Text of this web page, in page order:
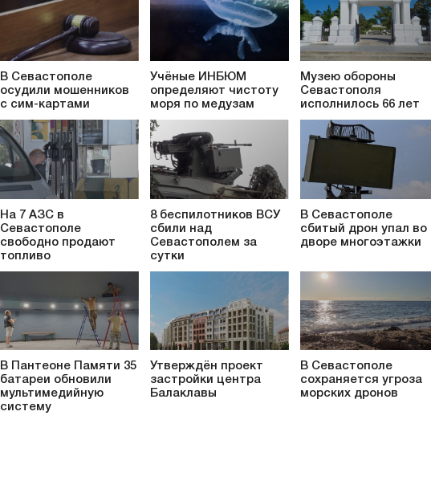
В Севастополе
осудили мошенников
с сим-картами
Учёные ИНБЮМ
определяют чистоту
моря по медузам
Музею обороны
Севастополя
исполнилось 66 лет
На 7 АЗС в
Севастополе
свободно продают
топливо
8 беспилотников ВСУ
сбили над
Севастополем за
сутки
В Севастополе
сбитый дрон упал во
дворе многоэтажки
В Пантеоне Памяти 35
батареи обновили
мультимедийную
систему
Утверждён проект
застройки центра
Балаклавы
В Севастополе
сохраняется угроза
морских дронов